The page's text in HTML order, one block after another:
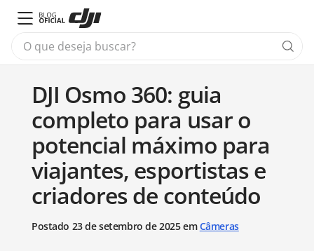
DJI Osmo 360: guia
completo para usar o
potencial máximo para
viajantes, esportistas e
criadores de conteúdo
Postado 23 de setembro de 2025 emCâmeras